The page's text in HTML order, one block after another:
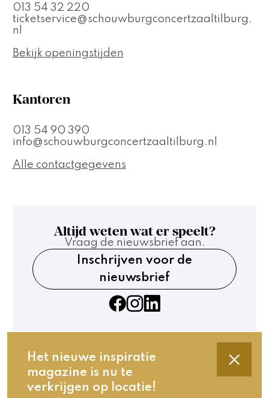
Het nieuwe inspiratie
magazine is nu te
verkrijgen op locatie!
013 54 32 220
ticketservice@schouwburgconcertzaaltilburg.
nl
Bekijk openingstijden
Kantoren
013 54 90 390
info@schouwburgconcertzaaltilburg.nl
Alle contactgegevens
Altijd weten wat er speelt?
Vraag de nieuwsbrief aan.
Inschrijven voor de
nieuwsbrief
Contact
Technische gegevens